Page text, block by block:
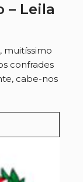
– Leila
muitíssimo
confrades
cabe-nos